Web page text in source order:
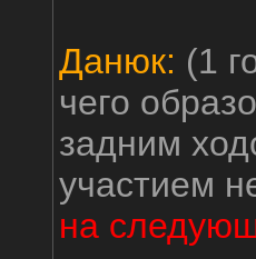
Данюк: (1
чего
задним
участием
на